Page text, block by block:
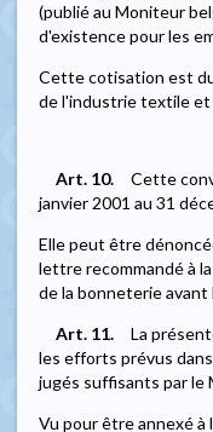
(publié au Moniteur
d'existence pour les
Cette cotisation est
de l'industrie textile et
Art. 10.
Cette
janvier 2001 au 31
Elle peut être
lettre recommandé à
de la bonneterie avant
Art. 11.
La
les efforts prévus
jugés suffisants par le
Vu pour être annexé à